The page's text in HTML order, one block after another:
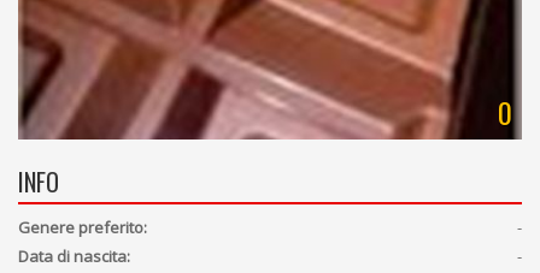
0
INFO
Genere preferito:
-
Data di nascita:
-